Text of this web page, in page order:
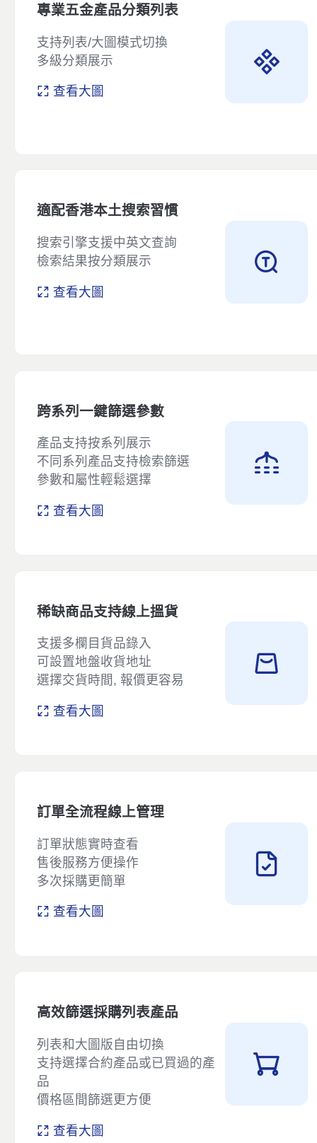
專業五金產品分類列表
支持列表/大圖模式切換
多級分類展示
查看大圖
適配香港本土搜索習慣
搜索引擎支援中英文查詢
檢索結果按分類展示
查看大圖
跨系列一鍵篩選參數
產品支持按系列展示
不同系列產品支持檢索篩選
參數和屬性輕鬆選擇
查看大圖
稀缺商品支持線上搵貨
支援多欄目貨品錄入
可設置地盤收貨地址
選擇交貨時間, 報價更容易
查看大圖
訂單全流程線上管理
訂單狀態實時查看
售後服務方便操作
多次採購更簡單
查看大圖
高效篩選採購列表產品
列表和大圖版自由切換
支持選擇合約產品或已買過的產
品
價格區間篩選更方便
查看大圖